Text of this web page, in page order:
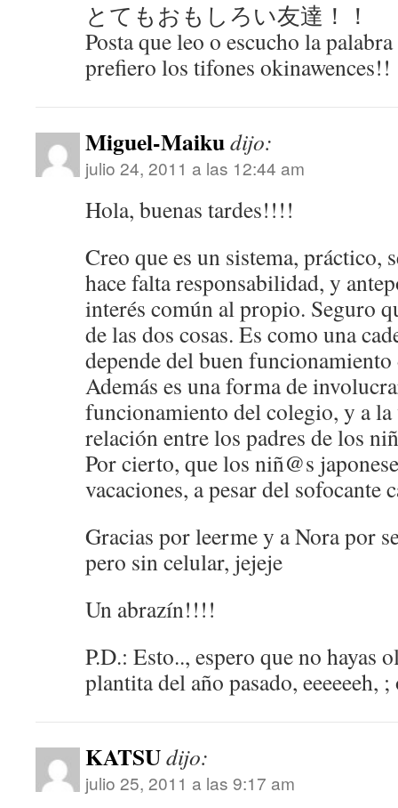
とてもおもしろい友達！！
Posta que leo o escucho la
prefiero los tifones okinawences!!
Miguel-Maikudijo:
julio 24, 2011 a las 12:44 am
Hola, buenas tardes!!!!
Creo que es un sistema, práctico,
hace falta responsabilidad, y
interés común al propio. Seguro
de las dos cosas. Es como una
depende del buen
Además es una forma de
funcionamiento del colegio, y a
relación entre los padres de los
Por cierto, que los niñ@s
vacaciones, a pesar del
Gracias por leerme y a Nora por
pero sin celular, jejeje
Un abrazín!!!!
P.D.: Esto.., espero que no hayas
plantita del año pasado, eeeeeeh, ;
KATSUdijo:
julio 25, 2011 a las 9:17 am